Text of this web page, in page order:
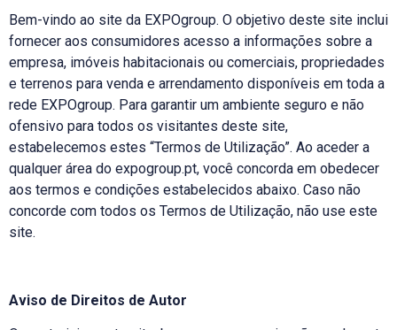
Bem-vindo ao site da EXPOgroup. O objetivo deste site inclui
fornecer aos consumidores acesso a informações sobre a
empresa, imóveis habitacionais ou comerciais, propriedades
e terrenos para venda e arrendamento disponíveis em toda a
rede EXPOgroup. Para garantir um ambiente seguro e não
ofensivo para todos os visitantes deste site,
estabelecemos estes “Termos de Utilização”. Ao aceder a
qualquer área do expogroup.pt, você concorda em obedecer
aos termos e condições estabelecidos abaixo. Caso não
concorde com todos os Termos de Utilização, não use este
site.
Aviso de Direitos de Autor